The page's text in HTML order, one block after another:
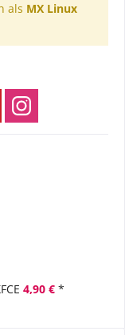
als MX Linux
4,90 € *